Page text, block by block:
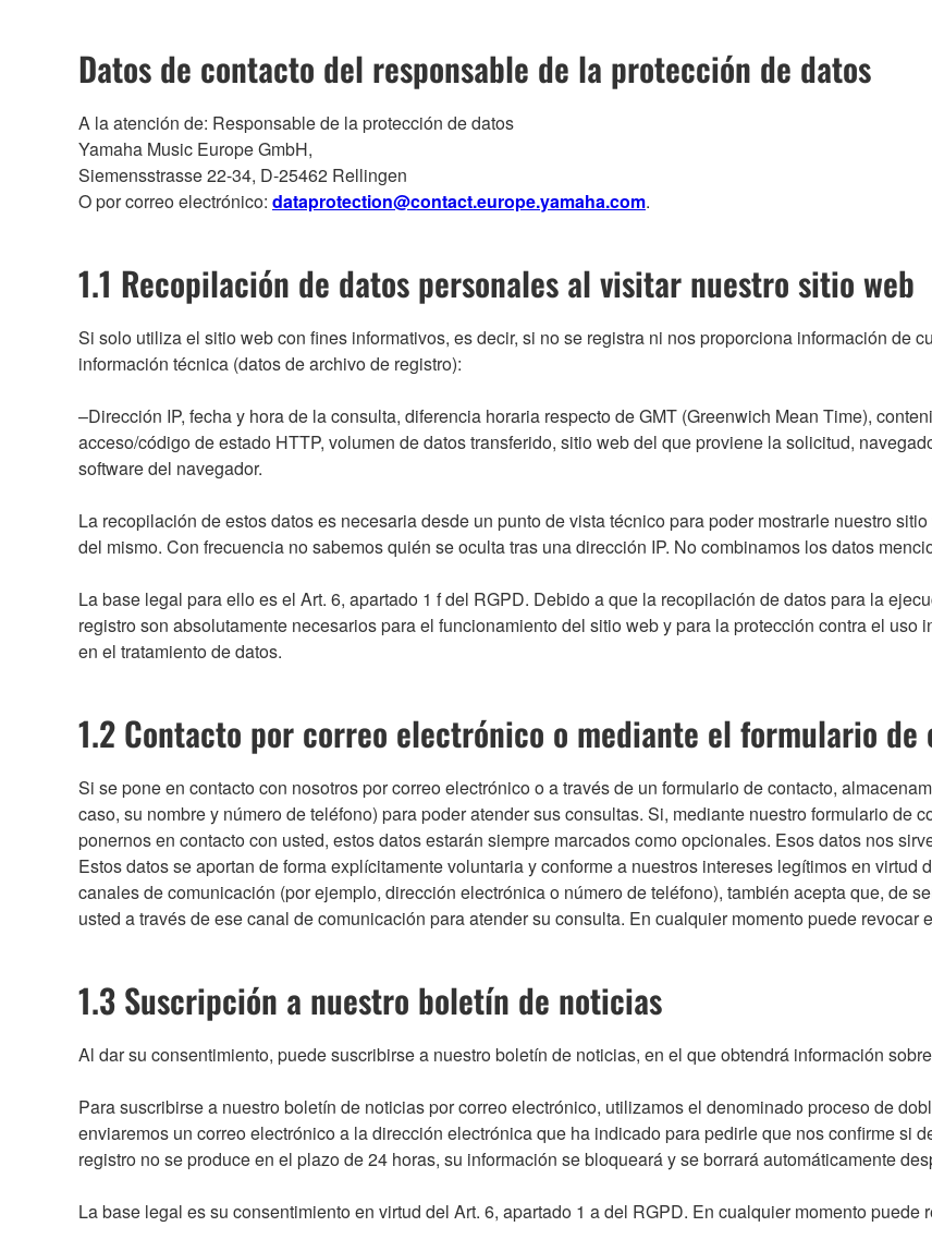
Datos de contacto del responsable de la protección de datos
A la atención de: Responsable de la protección de datos
Yamaha Music Europe GmbH,
Siemensstrasse 22-34, D-25462 Rellingen
O por correo electrónico: dataprotection@contact.europe.yamaha.com.
1.1 Recopilación de datos personales al visitar nuestro sitio web
Si solo utiliza el sitio web con fines informativos, es decir, si no se registra ni nos proporciona información de
información técnica (datos de archivo de registro):
–Dirección IP, fecha y hora de la consulta, diferencia horaria respecto de GMT (Greenwich Mean Time),
acceso/código de estado HTTP, volumen de datos transferido, sitio web del que proviene la solicitud,
software del navegador.
La recopilación de estos datos es necesaria desde un punto de vista técnico para poder mostrarle nuestro
del mismo. Con frecuencia no sabemos quién se oculta tras una dirección IP. No combinamos los datos
La base legal para ello es el Art. 6, apartado 1 f del RGPD. Debido a que la recopilación de datos para la
registro son absolutamente necesarios para el funcionamiento del sitio web y para la protección contra el
en el tratamiento de datos.
1.2 Contacto por correo electrónico o mediante el formulario de
Si se pone en contacto con nosotros por correo electrónico o a través de un formulario de contacto,
caso, su nombre y número de teléfono) para poder atender sus consultas. Si, mediante nuestro formulario de
ponernos en contacto con usted, estos datos estarán siempre marcados como opcionales. Esos datos nos
Estos datos se aportan de forma explícitamente voluntaria y conforme a nuestros intereses legítimos en virtud
canales de comunicación (por ejemplo, dirección electrónica o número de teléfono), también acepta que, de
usted a través de ese canal de comunicación para atender su consulta. En cualquier momento puede revocar
1.3 Suscripción a nuestro boletín de noticias
Al dar su consentimiento, puede suscribirse a nuestro boletín de noticias, en el que obtendrá información
Para suscribirse a nuestro boletín de noticias por correo electrónico, utilizamos el denominado proceso de
enviaremos un correo electrónico a la dirección electrónica que ha indicado para pedirle que nos confirme si
registro no se produce en el plazo de 24 horas, su información se bloqueará y se borrará automáticamente
La base legal es su consentimiento en virtud del Art. 6, apartado 1 a del RGPD. En cualquier momento puede